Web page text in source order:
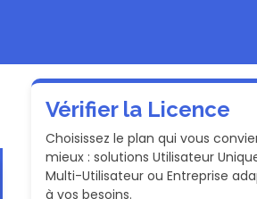
Vérifier la Licence
Choisissez le plan qui vous
mieux : solutions Utilisateur
Multi-Utilisateur ou Entreprise
à vos besoins.